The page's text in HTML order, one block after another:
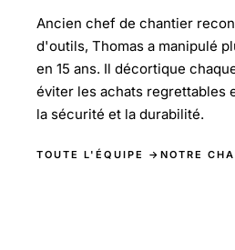
Ancien chef de chantier
d'outils, Thomas a manipulé
en 15 ans. Il décortique
éviter les achats regrettables
la sécurité et la durabilité.
TOUTE L'ÉQUIPE → NOTRE